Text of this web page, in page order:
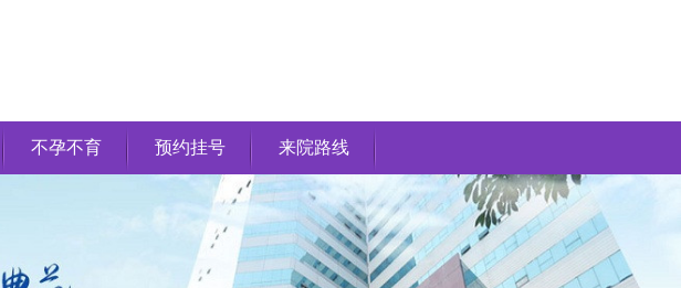
不孕不育 预约挂号 来院路线